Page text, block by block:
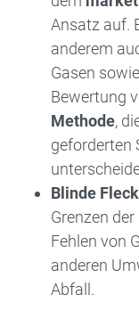
Ansatz auf.
anderem
Gasen
Bewertung
Methode,
geforderten
Blinde
Grenzen
Fehlen von
anderen
Abfall.